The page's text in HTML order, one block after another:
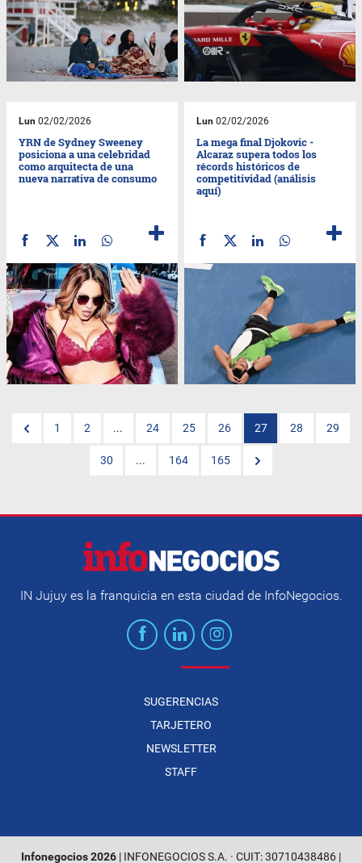
Lun 02/02/2026
YRN de Sydney Sweeney
posiciona a una celebridad
como arquitecta de una
nueva narrativa de consumo
Lun 02/02/2026
La mega final Djokovic -
Alcaraz supera todos los
récords históricos de
competitividad (análisis
aquí)
1 2 ... 24 25 26 27 28 29
30 ... 164 165
IN Jujuy es la franquicia en esta ciudad de InfoNegocios.
SUGERENCIAS
TARJETERO
NEWSLETTER
STAFF
Infonegocios 2026 | INFONEGOCIOS S.A. · CUIT: 30710438486 |